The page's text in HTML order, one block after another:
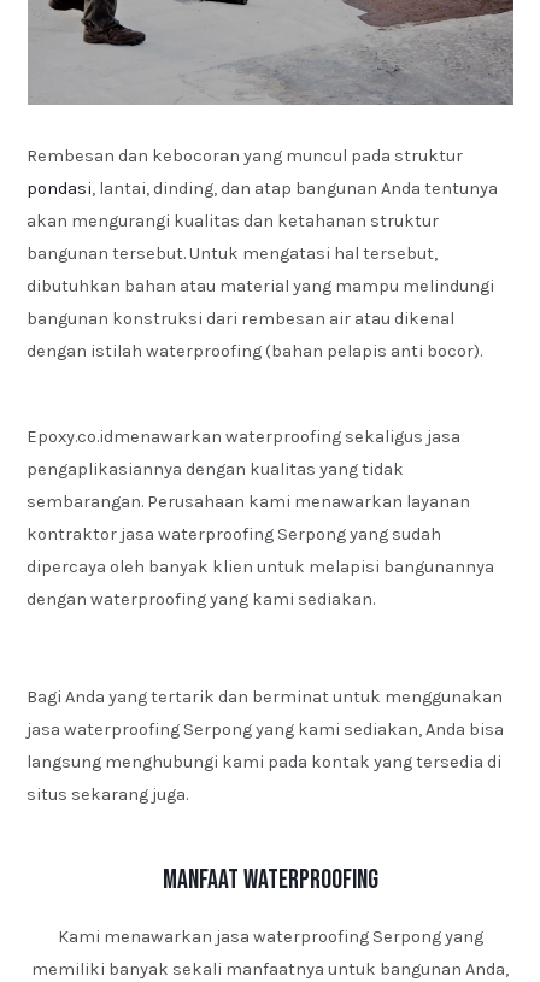
Rembesan dan kebocoran yang muncul pada struktur
pondasi, lantai, dinding, dan atap bangunan Anda tentunya
akan mengurangi kualitas dan ketahanan struktur
bangunan tersebut. Untuk mengatasi hal tersebut,
dibutuhkan bahan atau material yang mampu melindungi
bangunan konstruksi dari rembesan air atau dikenal
dengan istilah waterproofing (bahan pelapis anti bocor).
Epoxy.co.idmenawarkan waterproofing sekaligus jasa
pengaplikasiannya dengan kualitas yang tidak
sembarangan. Perusahaan kami menawarkan layanan
kontraktor jasa waterproofing Serpong yang sudah
dipercaya oleh banyak klien untuk melapisi bangunannya
dengan waterproofing yang kami sediakan.
Bagi Anda yang tertarik dan berminat untuk menggunakan
jasa waterproofing Serpong yang kami sediakan, Anda bisa
langsung menghubungi kami pada kontak yang tersedia di
situs sekarang juga.
Manfaat Waterproofing
Kami menawarkan jasa waterproofing Serpong yang
memiliki banyak sekali manfaatnya untuk bangunan Anda,